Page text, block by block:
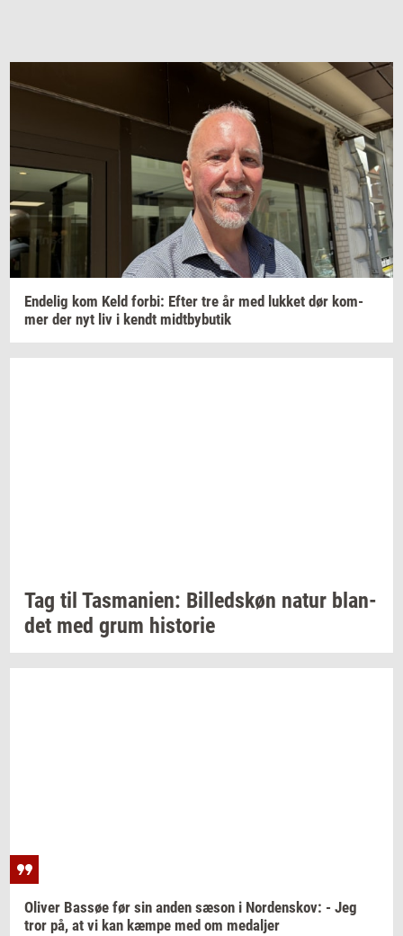
En­de­lig kom Keld forbi: Efter tre år med luk­ket dør kom­
mer der nyt liv i kendt midt­by­bu­tik
Tag til Tas­ma­ni­en: Bil­leds­køn natur blan­
det med grum hi­sto­rie
Oli­ver Bas­søe før sin anden sæson i Nor­denskov: - Jeg
tror på, at vi kan kæmpe med om me­dal­jer